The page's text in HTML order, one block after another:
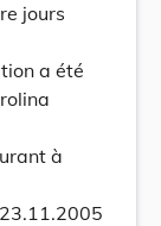
jours
a été
à